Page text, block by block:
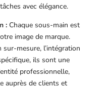
avec élégance.
:Chaque sous-main est
image de marque.
mesure, l’intégration
ils sont une
professionnelle,
auprès de clients et